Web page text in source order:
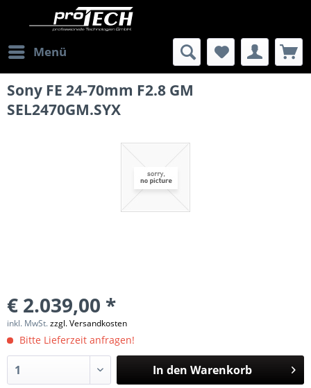
Menü
Sony FE 24-70mm F2.8 GM
SEL2470GM.SYX
€ 2.039,00 *
inkl. MwSt.zzgl. Versandkosten
Bitte Lieferzeit anfragen!
In den Warenkorb